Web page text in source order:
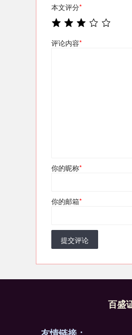
本文评分*
评论内容*
你的昵称*
你的邮箱*
提交评论
百盛